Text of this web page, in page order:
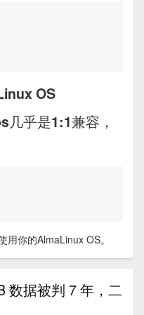
OS
乎是1:1兼容，
你的AlmaLinux OS。
数据被判 7 年，二